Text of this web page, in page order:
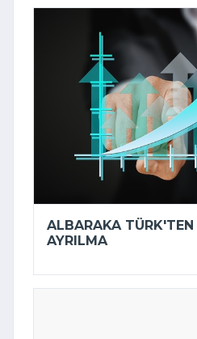
ALBARAKA TÜRK'TEN
AYRILMA